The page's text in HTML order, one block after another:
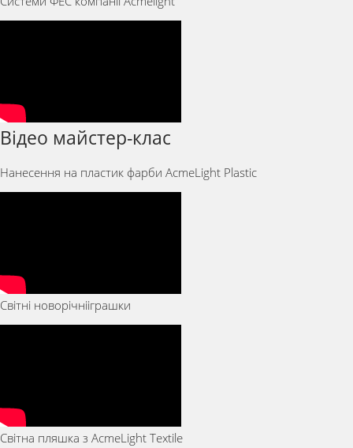
Відео майстер-клас
Нанесення на пластик фарби AcmeLight Plastic
Світні новорічнііграшки
Світна пляшка з AcmeLight Textile